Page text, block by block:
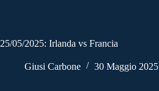
25/05/2025: Irlanda vs Francia
Giusi Carbone 30 Maggio 2025